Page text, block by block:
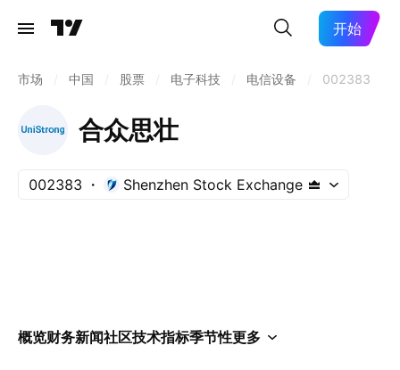
开始
市场 中国 股票 电子科技 电信设备 002383
合众思壮
002383 Shenzhen Stock Exchange
概览财务新闻社区技术指标季节性更多